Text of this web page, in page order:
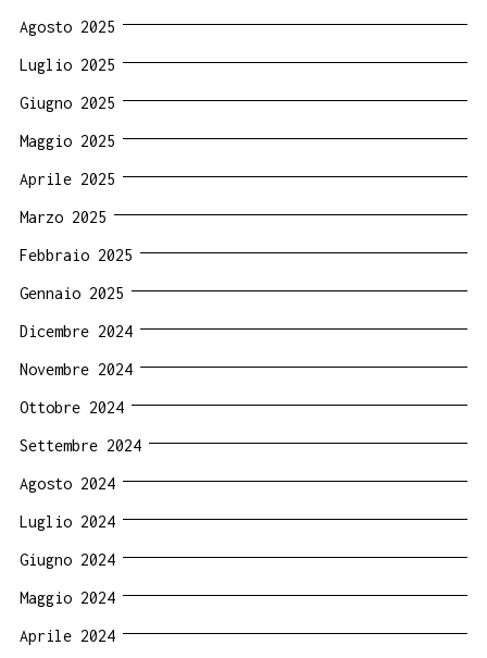
Agosto 2025
Luglio 2025
Giugno 2025
Maggio 2025
Aprile 2025
Marzo 2025
Febbraio 2025
Gennaio 2025
Dicembre 2024
Novembre 2024
Ottobre 2024
Settembre 2024
Agosto 2024
Luglio 2024
Giugno 2024
Maggio 2024
Aprile 2024